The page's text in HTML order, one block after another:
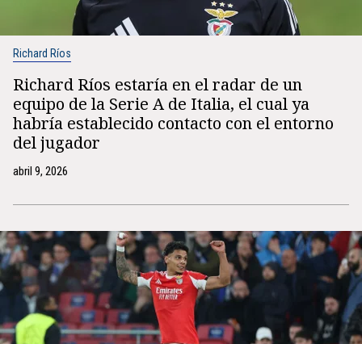
Richard Ríos
Richard Ríos estaría en el radar de un
equipo de la Serie A de Italia, el cual ya
habría establecido contacto con el entorno
del jugador
abril 9, 2026